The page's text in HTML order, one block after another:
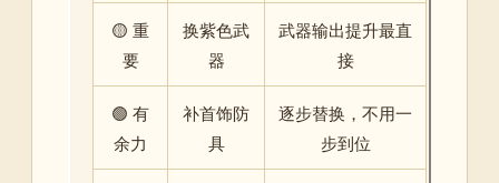
🟡 重
要
换紫色武
器
武器输出提升最直
接
🟢 有
余力
补首饰防
具
逐步替换，不用一
步到位